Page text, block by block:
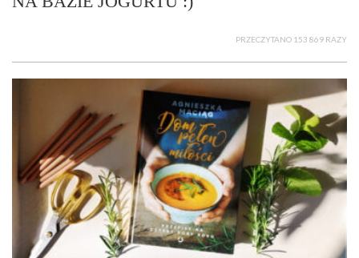
PRZECZYTANO 153 869 RAZY